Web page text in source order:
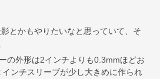
とかもやりたいなと思っていて、そ
の外形は2インチよりも0.3mmほどお
ンチスリーブが少し大きめに作られ